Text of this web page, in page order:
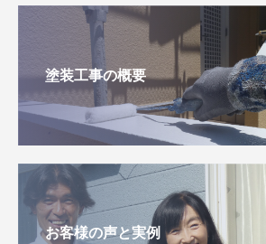
塗装工事の概要
お客様の声と実例